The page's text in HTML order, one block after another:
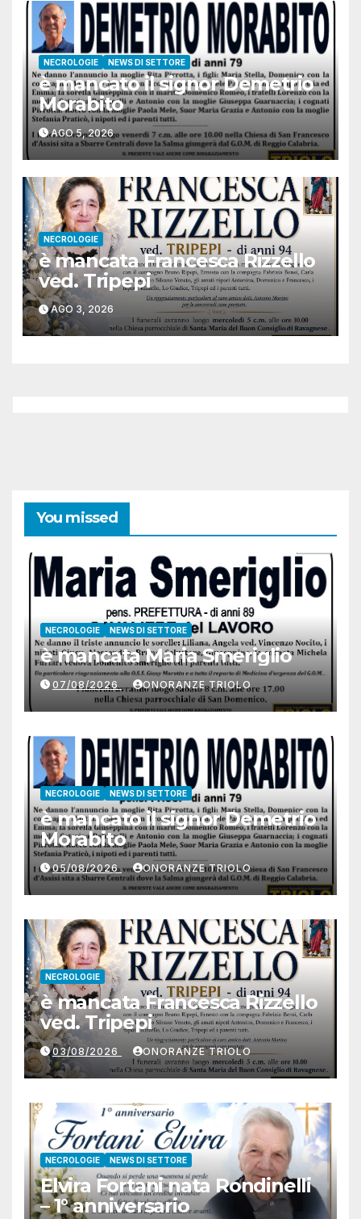
NECROLOGIE NEWS DI SETTORE
è mancato il signor Demetrio
Morabito
AGO 5, 2026
NECROLOGIE
è mancata Francesca Rizzello
ved. Tripepi
AGO 3, 2026
You missed
NECROLOGIE NEWS DI SETTORE
è mancata Maria Smeriglio
07/08/2026 ONORANZE TRIOLO
NECROLOGIE NEWS DI SETTORE
è mancato il signor Demetrio
Morabito
05/08/2026 ONORANZE TRIOLO
NECROLOGIE
è mancata Francesca Rizzello
ved. Tripepi
03/08/2026 ONORANZE TRIOLO
NECROLOGIE NEWS DI SETTORE
Elvira Fortani nata Rondinelli
– 1° anniversario